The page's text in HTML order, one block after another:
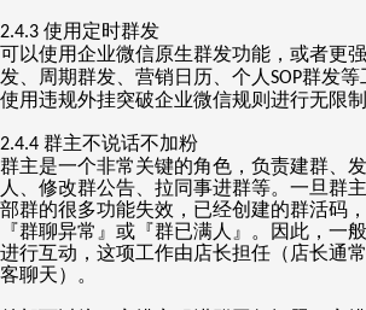
2.4.3 使用定时群发
可以使用企业微信原生群发功能，或者更
发、周期群发、营销日历、个人 SOP群发等
使用违规外挂突破企业微信规则进行无限制
2.4.4 群主不说话不加粉
群主是一个非常关键的角色，负责建群、
人、修改群公告、拉同事进群等。一旦群
部群的很多功能失效，已经创建的群活码
『群聊异常』或『群已满人』。因此，一
进行互动，这项工作由店长担任（店长通
客聊天）。